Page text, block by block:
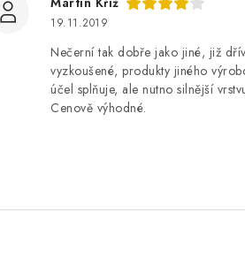
19.11.2019
Nečerní tak dobře jako jiné, již
vyzkoušené, produkty jiného
účel splňuje, ale nutno silnější
Cenově výhodné.